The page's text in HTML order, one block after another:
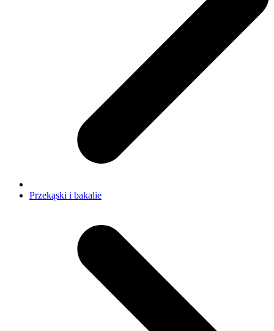
Przekąski i bakalie